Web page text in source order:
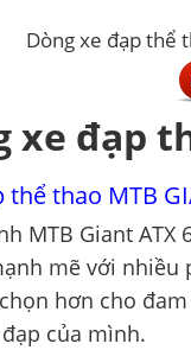
Dòng xe đạp thể
xe đạp
thể thao MTB
MTB Giant ATX
mẽ với nhiều
hơn cho
của mình.